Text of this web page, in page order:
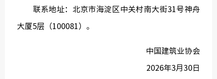
联系地址：北京市海淀区中关村南大街31号神舟
大厦5层（100081）。
中国建筑业协会
2026年3月30日